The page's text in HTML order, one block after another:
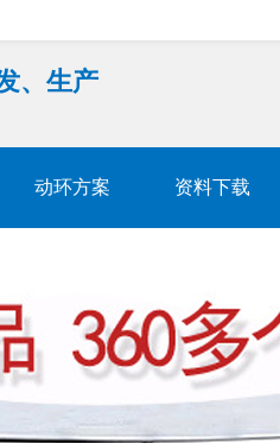
、生产
动环方案 资料下载